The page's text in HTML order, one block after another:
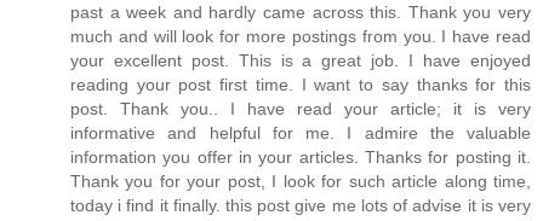
past a week and hardly came across this. Thank you very
much and will look for more postings from you. I have read
your excellent post. This is a great job. I have enjoyed
reading your post first time. I want to say thanks for this
post. Thank you.. I have read your article; it is very
informative and helpful for me. I admire the valuable
information you offer in your articles. Thanks for posting it.
Thank you for your post, I look for such article along time,
today i find it finally. this post give me lots of advise it is very